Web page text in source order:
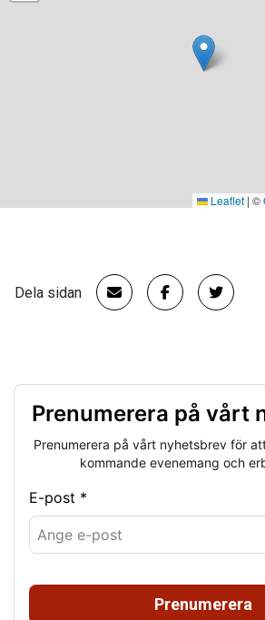
Leaflet | ©
Dela sidan
Prenumerera på vårt
Prenumerera på vårt nyhetsbrev för
kommande evenemang och
E-post *
Prenumerera